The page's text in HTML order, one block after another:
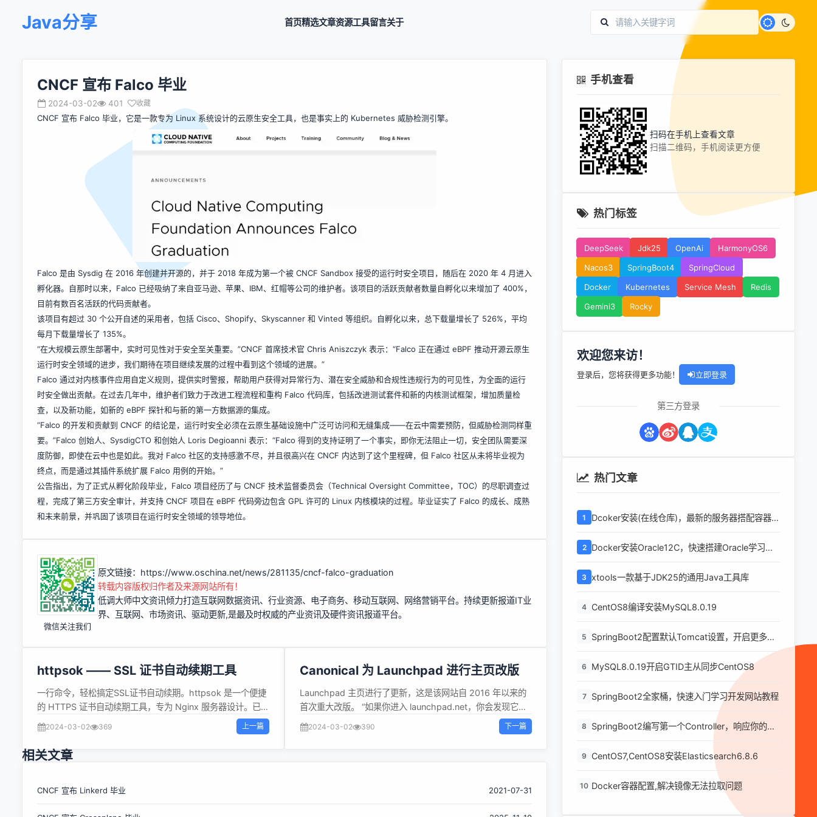
Java分享 首页精选文章资源工具留言关于
CNCF 宣布 Falco 毕业
2024-03-02 401 收藏
CNCF 宣布 Falco 毕业，它是一款专为 Linux 系统设计的云原生安全工具，也是事实上的 Kubernetes 威胁检测引擎。
Falco 是由 Sysdig 在 2016 年创建并开源的，并于 2018 年成为第一个被 CNCF Sandbox 接受的运行时安全项目，随后在 2020 年 4 月进入
孵化器。自那时以来，Falco 已经吸纳了来自亚马逊、苹果、IBM、红帽等公司的维护者。该项目的活跃贡献者数量自孵化以来增加了 400%，
目前有数百名活跃的代码贡献者。
该项目有超过 30 个公开自述的采用者，包括 Cisco、Shopify、Skyscanner 和 Vinted 等组织。自孵化以来，总下载量增长了 526%，平均
每月下载量增长了 135%。
“在大规模云原生部署中，实时可见性对于安全至关重要。”CNCF 首席技术官 Chris Aniszczyk 表示：“Falco 正在通过 eBPF 推动开源云原生
运行时安全领域的进步，我们期待在项目继续发展的过程中看到这个领域的进展。”
Falco 通过对内核事件应用自定义规则，提供实时警报，帮助用户获得对异常行为、潜在安全威胁和合规性违规行为的可见性，为全面的运行
时安全做出贡献。在过去几年中，维护者们致力于改进工程流程和重构 Falco 代码库，包括改进测试套件和新的内核测试框架，增加质量检
查，以及新功能，如新的 eBPF 探针和与新的第一方数据源的集成。
“Falco 的开发和贡献到 CNCF 的结论是，运行时安全必须在云原生基础设施中广泛可访问和无缝集成——在云中需要预防，但威胁检测同样重
要。”Falco 创始人、SysdigCTO 和创始人 Loris Degioanni 表示：“Falco 得到的支持证明了一个事实，即你无法阻止一切，安全团队需要深
度防御，即使在云中也是如此。我对 Falco 社区的支持感激不尽，并且很高兴在 CNCF 内达到了这个里程碑，但 Falco 社区从未将毕业视为
终点，而是通过其插件系统扩展 Falco 用例的开始。”
公告指出，为了正式从孵化阶段毕业，Falco 项目经历了与 CNCF 技术监督委员会（Technical Oversight Committee，TOC）的尽职调查过
程，完成了第三方安全审计，并支持 CNCF 项目在 eBPF 代码旁边包含 GPL 许可的 Linux 内核模块的过程。毕业证实了 Falco 的成长、成熟
和未来前景，并巩固了该项目在运行时安全领域的领导地位。
微信关注我们
原文链接： https://www.oschina.net/news/281135/cncf-falco-graduation
转载内容版权归作者及来源网站所有！
低调大师中文资讯倾力打造互联网数据资讯、行业资源、电子商务、移动互联网、网络营销平台。持续更新报道IT业
界、互联网、市场资讯、驱动更新,是最及时权威的产业资讯及硬件资讯报道平台。
httpsok —— SSL 证书自动续期工具
​一行命令，轻松搞定SSL证书自动续期。httpsok 是一个便捷
的 HTTPS 证书自动续期工具，专为 Nginx 服务器设计。已服
务众多中小企业，稳定、安全、可靠。 文档 帮助文档：
https://fposter.cn/doc/ 特性 使用简单，一行命令，一分钟
轻松解决SSL证书自动续期。 无需修改任何nginx配置。 对于
复杂配置的生产环境，无缝支持。 多域名、多服务器节点支
醒。 支持主流Linux系统 快速开始 安装httpsok curl -s
2024-03-02 369 上一篇
Canonical 为 Launchpad 进行主页改版
Launchpad 主页进行了更新，这是该网站自 2016 年以来的
首次重大改版。 “如果你进入 launchpad.net，你会发现它与
过去 10 年的样子大不相同--它已经更新过了！我们的目标是
在保持 Launchpad 外观的同时使其现代化。内容保持不变，
新用户通过移动设备访问页面，且“页面的可访问性得分从 75
2024-03-02 390 下一篇
相关文章
CNCF 宣布 Linkerd 毕业 2021-07-31
手机查看
扫码在手机上查看文章
扫描二维码，手机阅读更方便
热门标签
DeepSeek Jdk25 OpenAi
HarmonyOS6
Nacos3
SpringBoot4
SpringCloud
Docker
Kubernetes Service Mesh
Redis
Gemini3
Rocky
欢迎您来访！
登录后，您将获得更多功能！ 立即登录
第三方登录
热门文章
1
Dcoker安装(在线仓库)，最新的服务器搭配容器使
2
Docker安装Oracle12C，快速搭建Oracle学习环
3 xtools一款基于JDK25的通用Java工具库
4 CentOS8编译安装MySQL8.0.19
5
SpringBoot2配置默认Tomcat设置，开启更多高
6 MySQL8.0.19开启GTID主从同步CentOS8
7 SpringBoot2全家桶，快速入门学习开发网站教程
8
SpringBoot2编写第一个Controller，响应你的
9 CentOS7,CentOS8安装Elasticsearch6.8.6
10 Docker容器配置,解决镜像无法拉取问题